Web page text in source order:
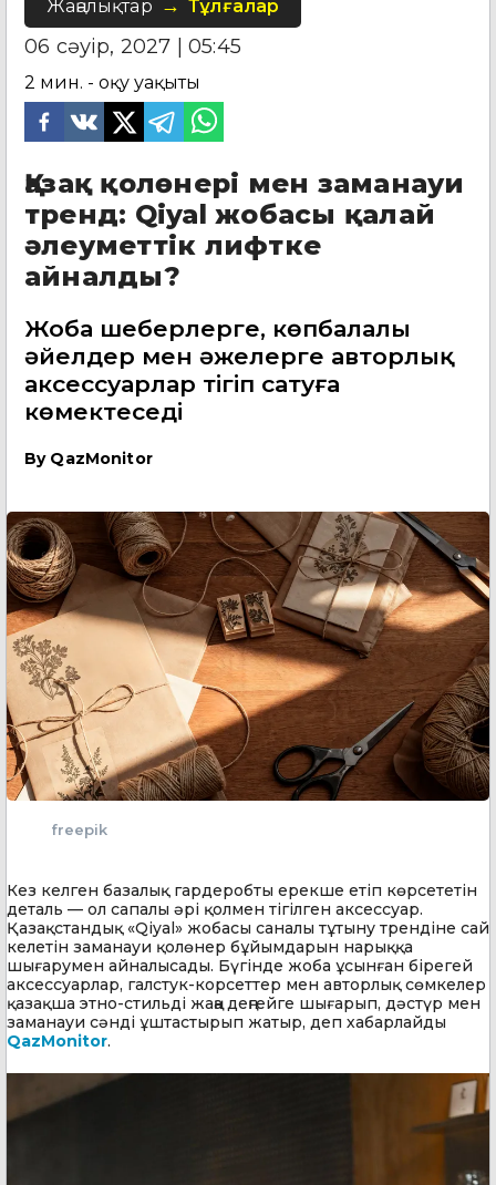
Жаңалықтар Тұлғалар
06 сәуір, 2027 | 05:45
2 мин. - оқу уақыты
Қазақ қолөнері мен заманауи
тренд: Qiyal жобасы қалай
әлеуметтік лифтке
айналды?
Жоба шеберлерге, көпбалалы
әйелдер мен әжелерге авторлық
аксессуарлар тігіп сатуға
көмектеседі
By QazMonitor
freepik
Кез келген базалық гардеробты ерекше етіп көрсететін
деталь — ол сапалы әрі қолмен тігілген аксессуар.
Қазақстандық «Qiyal» жобасы саналы тұтыну трендіне сай
келетін заманауи қолөнер бұйымдарын нарыққа
шығарумен айналысады. Бүгінде жоба ұсынған бірегей
аксессуарлар, галстук-корсеттер мен авторлық сөмкелер
қазақша этно-стильді жаңа деңгейге шығарып, дәстүр мен
заманауи сәнді ұштастырып жатыр, деп хабарлайды
QazMonitor.